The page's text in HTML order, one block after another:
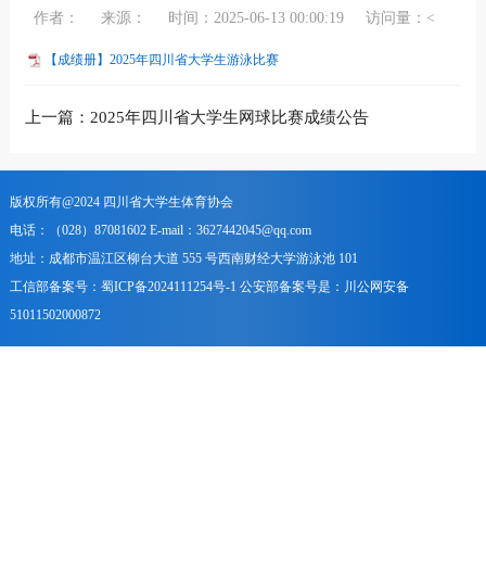
作者： 来源： 时间：2025-06-13 00:00:19 访问量：<
【成绩册】2025年四川省大学生游泳比赛
上一篇： 2025年四川省大学生网球比赛成绩公告
版权所有@2024 四川省大学生体育协会
电话：（028）87081602 E-mail：3627442045@qq.com
地址：成都市温江区柳台大道 555 号西南财经大学游泳池 101
工信部备案号：蜀ICP备2024111254号-1 公安部备案号是：川公网安备
51011502000872